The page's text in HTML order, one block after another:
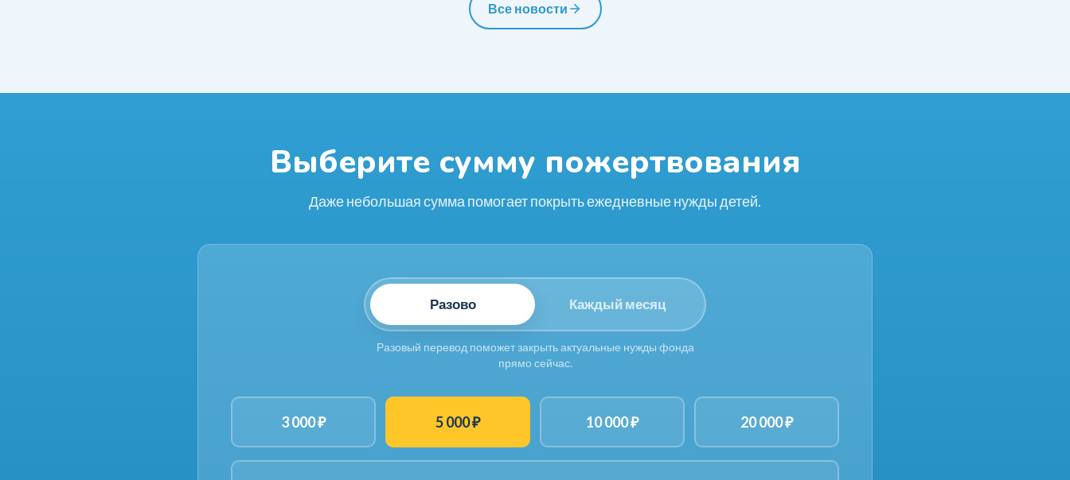
Все новости
Выберите сумму пожертвования
Даже небольшая сумма помогает покрыть ежедневные нужды детей.
Разово Каждый месяц
Разовый перевод поможет закрыть актуальные нужды фонда
прямо сейчас.
3 000 ₽ 5 000 ₽ 10 000 ₽ 20 000 ₽
Другая сумма, ₽